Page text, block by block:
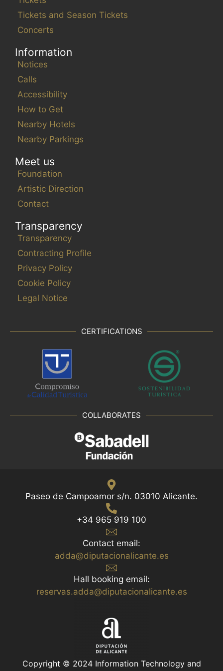
Tickets and Season Tickets
Concerts
Information
Notices
Calls
Accessibility
How to Get
Nearby Hotels
Nearby Parkings
Meet us
Foundation
Artistic Direction
Contact
Transparency
Transparency
Contracting Profile
Privacy Policy
Cookie Policy
Legal Notice
CERTIFICATIONS
COLLABORATES
Paseo de Campoamor s/n. 03010 Alicante.
+34 965 919 100
Contact email:
adda@diputacionalicante.es
Hall booking email:
reservas.adda@diputacionalicante.es
Copyright © 2024 Information Technology and